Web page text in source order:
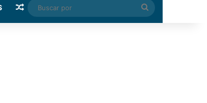
Random Article
Buscar
por